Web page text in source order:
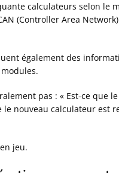
calculateurs selon le
(Controller Area
également des
pas : « Est-ce que
le nouveau calculateur est
jeu.